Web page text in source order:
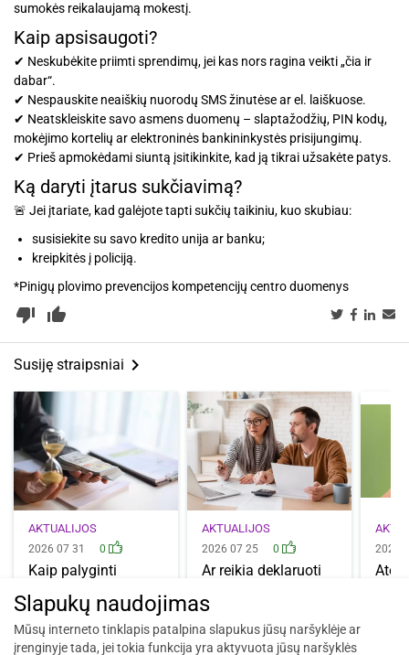
sumokės reikalaujamą mokestį.
Kaip apsisaugoti?
✔︎ Neskubėkite priimti sprendimų, jei kas nors ragina veikti „čia ir
dabar“.
✔︎ Nespauskite neaiškių nuorodų SMS žinutėse ar el. laiškuose.
✔︎ Neatskleiskite savo asmens duomenų – slaptažodžių, PIN kodų,
mokėjimo kortelių ar elektroninės bankininkystės prisijungimų.
✔︎ Prieš apmokėdami siuntą įsitikinkite, kad ją tikrai užsakėte patys.
Ką daryti įtarus sukčiavimą?
🚨 Jei įtariate, kad galėjote tapti sukčių taikiniu, kuo skubiau:
susisiekite su savo kredito unija ar banku;
kreipkitės į policiją.
*Pinigų plovimo prevencijos kompetencijų centro duomenys
thumb_up_alt
thumb_down_alt
Susiję straipsniai keyboard_arrow_right
AKTUALIJOS
2026 07 31 0
Kaip palyginti
palūkanas? Į ką…
AKTUALIJOS
2026 07 25 0
Ar reikia deklaruoti
Kada tai…
2026
Slapukų naudojimas
Mūsų interneto tinklapis patalpina slapukus jūsų naršyklėje ar
įrenginyje tada, jei tokia funkcija yra aktyvuota jūsų naršyklės